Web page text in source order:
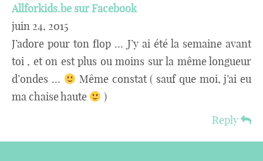
Allforkids.be sur Facebook
juin 24, 2015
J’adore pour ton flop … J’y ai été la semaine avant
toi , et on est plus ou moins sur la même longueur
d’ondes …
Même constat ( sauf que moi, j’ai eu
ma chaise haute
)
Reply